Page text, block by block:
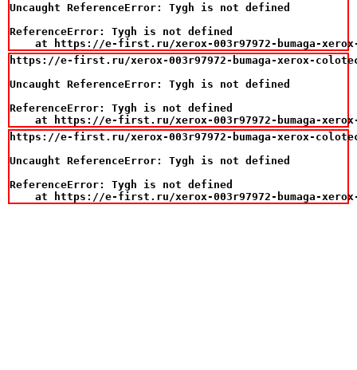
Uncaught ReferenceError: Tygh is not defined
ReferenceError: Tygh is not defined
at https://e-first.ru/xerox-003r97972-bumaga-
https://e-first.ru/xerox-003r97972-bumaga-xerox-
Uncaught ReferenceError: Tygh is not defined
ReferenceError: Tygh is not defined
at https://e-first.ru/xerox-003r97972-bumaga-
https://e-first.ru/xerox-003r97972-bumaga-xerox-
Uncaught ReferenceError: Tygh is not defined
ReferenceError: Tygh is not defined
at https://e-first.ru/xerox-003r97972-bumaga-